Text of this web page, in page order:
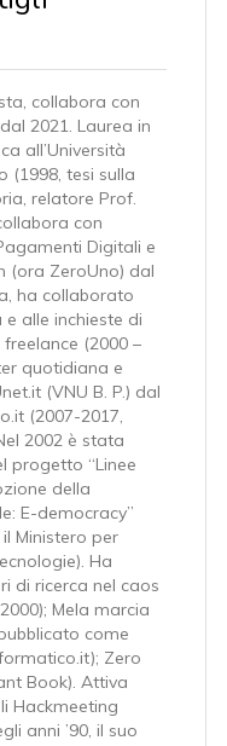
collabora con
2021. Laurea in
all’Università
(1998, tesi sulla
relatore Prof.
con
Digitali e
(ora ZeroUno) dal
ha collaborato
alle inchieste di
(2000 –
quotidiana e
(VNU B. P.) dal
(2007-2017,
2002 è stata
progetto “Linee
della
E-democracy”
Ministero per
Ha
di ricerca nel caos
Mela marcia
come
Zero
Book). Attiva
Hackmeeting
anni ’90, il suo